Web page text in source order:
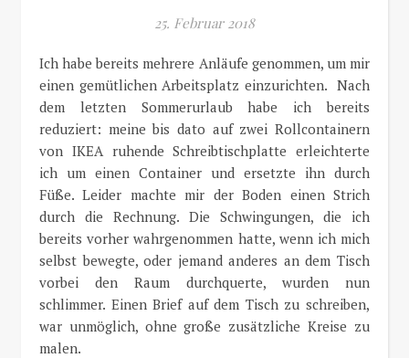
25. Februar 2018
Ich habe bereits mehrere Anläufe genommen, um mir
einen gemütlichen Arbeitsplatz einzurichten. Nach
dem letzten Sommerurlaub habe ich bereits
reduziert: meine bis dato auf zwei Rollcontainern
von IKEA ruhende Schreibtischplatte erleichterte
ich um einen Container und ersetzte ihn durch
Füße. Leider machte mir der Boden einen Strich
durch die Rechnung. Die Schwingungen, die ich
bereits vorher wahrgenommen hatte, wenn ich mich
selbst bewegte, oder jemand anderes an dem Tisch
vorbei den Raum durchquerte, wurden nun
schlimmer. Einen Brief auf dem Tisch zu schreiben,
war unmöglich, ohne große zusätzliche Kreise zu
malen.